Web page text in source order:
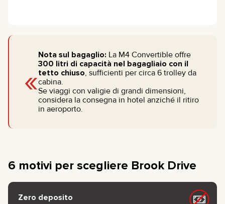
«
Nota sul bagaglio: La M4 Convertible offre
300 litri di capacità nel bagagliaio con il
tetto chiuso, sufficienti per circa 6 trolley da
cabina.
Se viaggi con valigie di grandi dimensioni,
considera la consegna in hotel anziché il ritiro
in aeroporto.
6 motivi per scegliere Brook Drive
Zero deposito